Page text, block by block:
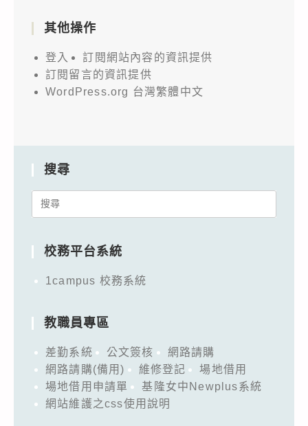
其他操作
登入
訂閱網站內容的資訊提供
訂閱留言的資訊提供
WordPress.org 台灣繁體中文
搜尋
Search
校務平台系統
1campus 校務系統
教職員專區
差勤系統 公文簽核
網路請購
網路請購(備用)
維修登記
場地借用
場地借用申請單
基隆女中Newplus系統
網站維護之css使用說明